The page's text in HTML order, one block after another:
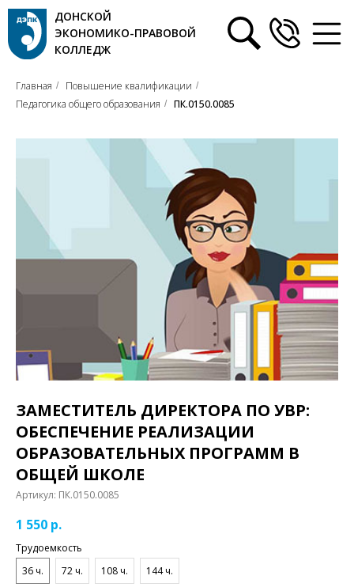
ДОНСКОЙ
ЭКОНОМИКО-ПРАВОВОЙ
КОЛЛЕДЖ
Главная / Повышение квалификации /
Педагогика общего образования / ПК.0150.0085
ЗАМЕСТИТЕЛЬ ДИРЕКТОРА ПО УВР:
ОБЕСПЕЧЕНИЕ РЕАЛИЗАЦИИ
ОБРАЗОВАТЕЛЬНЫХ ПРОГРАММ В
ОБЩЕЙ ШКОЛЕ
Артикул: ПК.0150.0085
1 550 р.
Трудоемкость
36 ч.
72 ч. 108 ч. 144 ч.